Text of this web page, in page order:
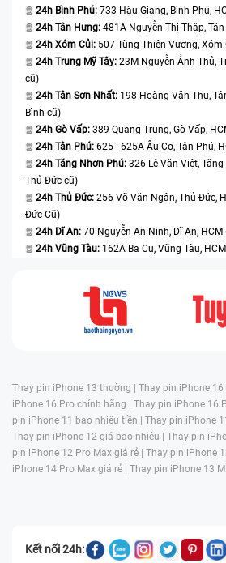
24h Bình Phú: 733 Hậu Giang, Bình Phú,
24h Tân Hưng: 481A Nguyễn Thị Thập,
24h Xóm Củi: 507 Tùng Thiện Vương, Xóm
24h Trung Mỹ Tây: 23M Nguyễn Ảnh Thủ,
cũ)
24h Tân Sơn Nhất: 198 Hoàng Văn Thụ,
Bình cũ)
24h Gò Vấp: 389 Quang Trung, Gò Vấp,
24h Tân Phú: 625 - 625A Âu Cơ, Tân Phú,
24h Tăng Nhơn Phú: 326 Lê Văn Việt,
Thủ Đức cũ)
24h Thủ Đức: 256 Võ Văn Ngân, Thủ Đức,
Đức Cũ)
24h Dĩ An: 70 Nguyễn An Ninh, Dĩ An,
24h Vũng Tàu: 162A Ba Cu, Vũng Tàu,
Thay pin iPhone 13 thường | Thay pin iPhone
iPhone 16 Pro chính hãng | Thay pin iPhone 16
pin iPhone 11 bao nhiêu tiền | Thay pin iPhone
Thay pin iPhone 12 giá bao nhiêu | Thay pin
pin iPhone 12 Pro Max giá rẻ | Thay pin iPhone
iPhone 14 Pro Max giá rẻ | Thay pin iPhone 13
Kết nối 24h: